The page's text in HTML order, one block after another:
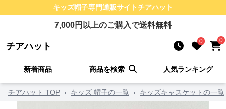
キッズ帽子専門通販サイトチアハット
7,000円以上のご購入で送料無料
チアハット 0 0
新着商品 商品を検索 人気ランキング
チアハット TOP › キッズ 帽子の一覧 › キッズキャスケットの一覧